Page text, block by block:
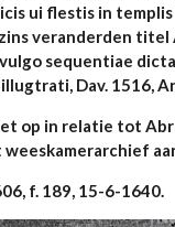
ui flestis in
veranderden titel
sequentiae
Dav. 1516,
op in relatie tot
f. 189, 15-6-1640.